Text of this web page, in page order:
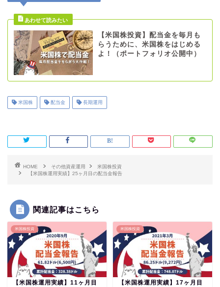
【米国株投資】配当金を毎月も
らうために、米国株をはじめる
よ！（ポートフォリオ公開中）
米国株 配当金 長期運用
HOME その他資産運用
米国株投資
【米国株運用実績】25ヶ月目の配当金報告
関連記事はこちら
米国株投資
【米国株運用実績】11ヶ月目
米国株投資
【米国株運用実績】17ヶ月目